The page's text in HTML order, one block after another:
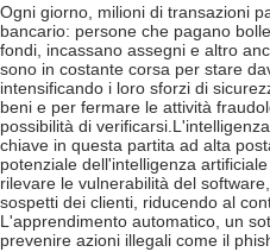
Ogni giorno, milioni di transazioni
bancario: persone che pagano
fondi, incassano assegni e altro
sono in costante corsa per stare
intensificando i loro sforzi di
beni e per fermare le attività
possibilità di verificarsi.
chiave in questa partita ad alta
potenziale dell'intelligenza
rilevare le vulnerabilità del
sospetti dei clienti, riducendo al
L'apprendimento automatico, un
prevenire azioni illegali come il